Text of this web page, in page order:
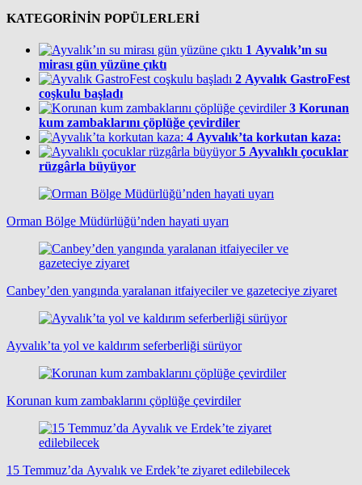
KATEGORİNİN POPÜLERLERİ
1 Ayvalık’ın su
mirası gün yüzüne çıktı
2 Ayvalık GastroFest
coşkulu başladı
3 Korunan
kum zambaklarını çöplüğe çevirdiler
4 Ayvalık’ta korkutan kaza:
5 Ayvalıklı çocuklar
rüzgârla büyüyor
Orman Bölge Müdürlüğü’nden hayati uyarı
Canbey’den yangında yaralanan itfaiyeciler ve gazeteciye ziyaret
Ayvalık’ta yol ve kaldırım seferberliği sürüyor
Korunan kum zambaklarını çöplüğe çevirdiler
15 Temmuz’da Ayvalık ve Erdek’te ziyaret edilebilecek